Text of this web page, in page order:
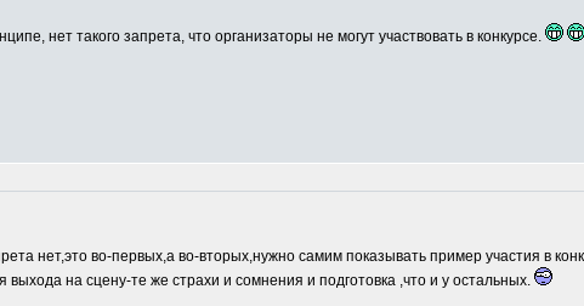
нет такого запрета, что организаторы не могут участвовать в конкурсе.
нет,это во-первых,а во-вторых,нужно самим показывать пример участия в
выхода на сцену-те же страхи и сомнения и подготовка ,что и у остальных.